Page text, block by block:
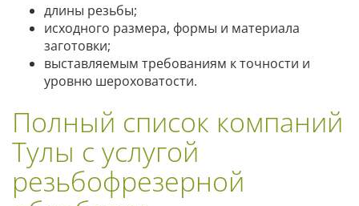
длины резьбы;
исходного размера, формы и материала
заготовки;
выставляемым требованиям к точности и
уровню шероховатости.
Полный список компаний
Тулы с услугой
резьбофрезерной